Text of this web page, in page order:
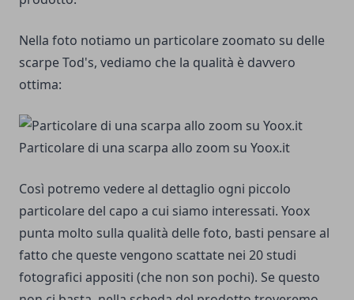
Nella foto notiamo un particolare zoomato su delle
scarpe Tod's, vediamo che la qualità è davvero
ottima:
Particolare di una scarpa allo zoom su Yoox.it
Così potremo vedere al dettaglio ogni piccolo
particolare del capo a cui siamo interessati. Yoox
punta molto sulla qualità delle foto, basti pensare al
fatto che queste vengono scattate nei 20 studi
fotografici appositi (che non son pochi). Se questo